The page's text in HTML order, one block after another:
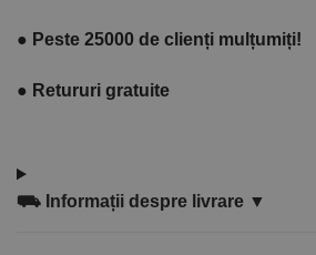
● Peste 25000 de clienți mulțumiți!
● Retururi gratuite
⛟ Informații despre livrare ▼